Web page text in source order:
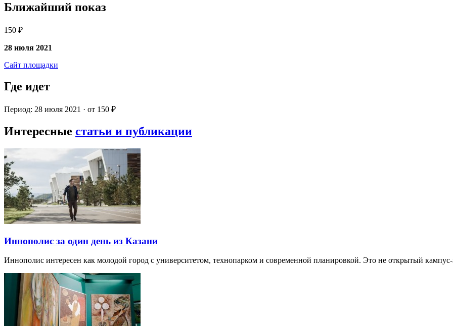
Ближайший показ
150 ₽
28 июля 2021
Сайт площадки
Где идет
Период: 28 июля 2021 · от 150 ₽
Интересные статьи и публикации
Иннополис за один день из Казани
Иннополис интересен как молодой город с университетом, технопарком и современной планировкой. Это не открытый